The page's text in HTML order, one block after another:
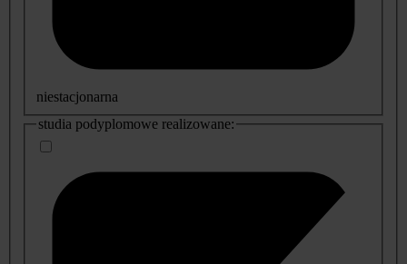
niestacjonarna
studia podyplomowe realizowane: